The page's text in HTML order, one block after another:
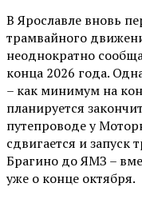
В Ярославле вновь
трамвайного
неоднократно
конца 2026 года.
– как минимум на
планируется
путепроводе у
сдвигается и запуск
Брагино до ЯМЗ –
уже о конце октября.